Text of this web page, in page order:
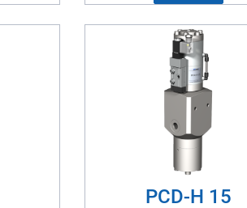
PCD-H 15